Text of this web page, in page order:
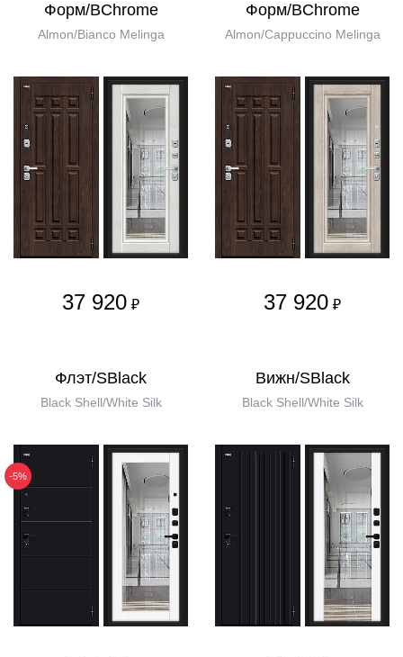
Форм/BChrome
Almon/Bianco Melinga
37 920 ₽
Форм/BChrome
Almon/Cappuccino Melinga
37 920 ₽
Флэт/SBlack
Black Shell/White Silk
-5%
Вижн/SBlack
Black Shell/White Silk